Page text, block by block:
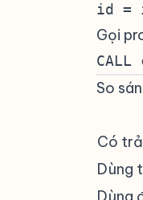
id =
Gọi
So
Có
Dùng